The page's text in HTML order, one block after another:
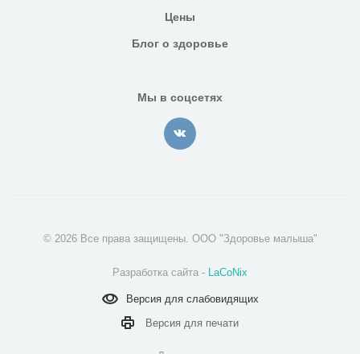
Цены
Блог о здоровье
Мы в соцсетях
© 2026 Все права защищены. ООО "Здоровье малыша"
Разработка сайта - LaCoNix
Версия дляслабовидящих
Версия для печати